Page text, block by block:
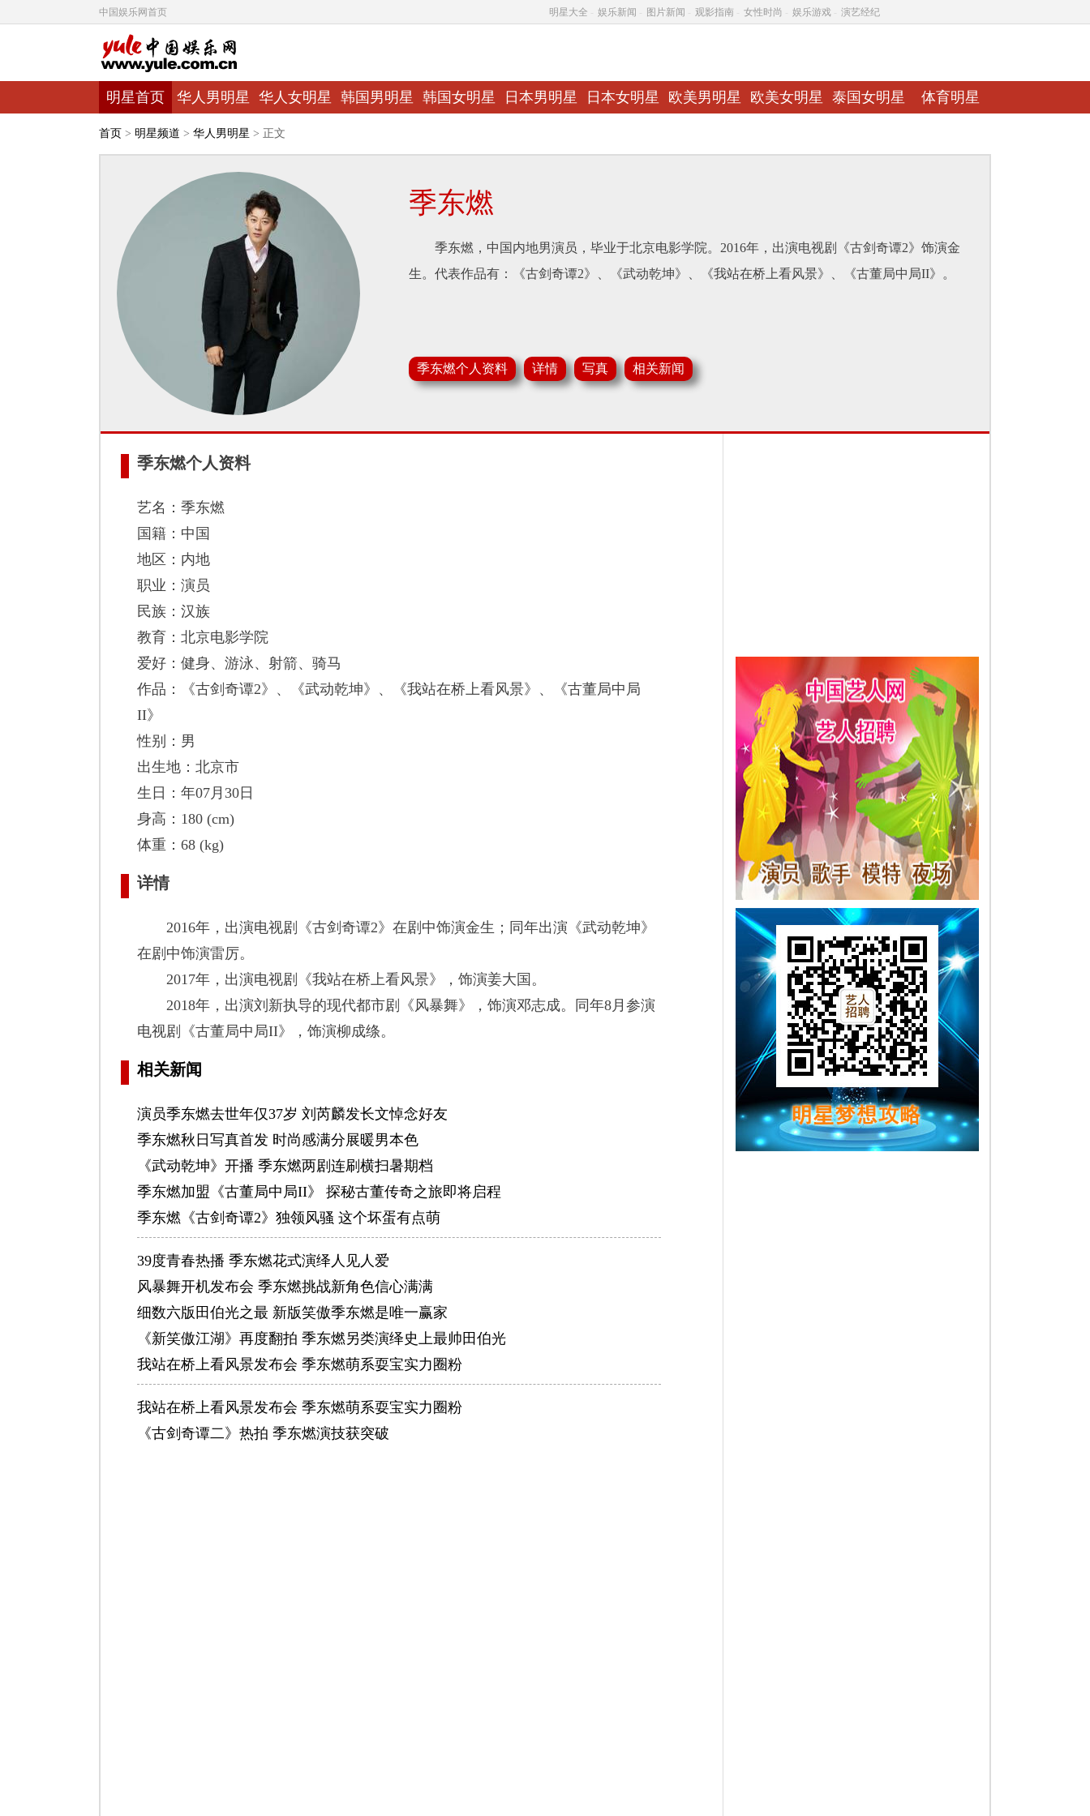
中国娱乐网首页 明星大全 娱乐新闻 图片新闻 观影指南 女性时尚 娱乐游戏 演艺经纪
明星首页 华人男明星 华人女明星 韩国男明星 韩国女明星 日本男明星 日本女明星 欧美男明星 欧美女明星 泰国女明星 体育明星
首页 > 明星频道 > 华人男明星 > 正文
季东燃
季东燃，中国内地男演员，毕业于北京电影学院。2016年，出演电视剧《古剑奇谭2》饰演金
生。代表作品有：《古剑奇谭2》、《武动乾坤》、《我站在桥上看风景》、《古董局中局II》。
季东燃个人资料 详情 写真 相关新闻
季东燃个人资料
艺名：季东燃
国籍：中国
地区：内地
职业：演员
民族：汉族
教育：北京电影学院
爱好：健身、游泳、射箭、骑马
作品：《古剑奇谭2》、《武动乾坤》、《我站在桥上看风景》、《古董局中局
II》
性别：男
出生地：北京市
生日：年07月30日
身高：180 (cm)
体重：68 (kg)
详情
2016年，出演电视剧《古剑奇谭2》在剧中饰演金生；同年出演《武动乾坤》
在剧中饰演雷厉。
2017年，出演电视剧《我站在桥上看风景》，饰演姜大国。
2018年，出演刘新执导的现代都市剧《风暴舞》，饰演邓志成。同年8月参演
电视剧《古董局中局II》，饰演柳成绦。
相关新闻
演员季东燃去世年仅37岁 刘芮麟发长文悼念好友
季东燃秋日写真首发 时尚感满分展暖男本色
《武动乾坤》开播 季东燃两剧连刷横扫暑期档
季东燃加盟《古董局中局II》 探秘古董传奇之旅即将启程
季东燃《古剑奇谭2》独领风骚 这个坏蛋有点萌
39度青春热播 季东燃花式演绎人见人爱
风暴舞开机发布会 季东燃挑战新角色信心满满
细数六版田伯光之最 新版笑傲季东燃是唯一赢家
《新笑傲江湖》再度翻拍 季东燃另类演绎史上最帅田伯光
我站在桥上看风景发布会 季东燃萌系耍宝实力圈粉
我站在桥上看风景发布会 季东燃萌系耍宝实力圈粉
《古剑奇谭二》热拍 季东燃演技获突破